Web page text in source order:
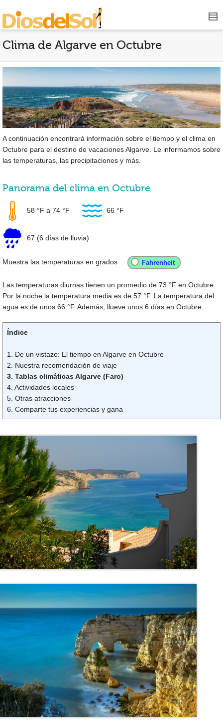
Clima de Algarve en Octubre
A continuación encontrará información sobre el tiempo y el clima en
Octubre para el destino de vacaciones Algarve. Le informamos sobre
las temperaturas, las precipitaciones y más.
Panorama del clima en Octubre
58 °F a 74 °F 66 °F
67 (6 días de lluvia)
Muestra las temperaturas en grados
Las temperaturas diurnas tienen un promedio de 73 °F en Octubre.
Por la noche la temperatura media es de 57 °F. La temperatura del
agua es de unos 66 °F. Además, llueve unos 6 días en Octubre.
Índice
1. De un vistazo: El tiempo en Algarve en Octubre
2. Nuestra recomendación de viaje
3. Tablas climáticas Algarve (Faro)
4. Actividades locales
5. Otras atracciones
6. Comparte tus experiencias y gana